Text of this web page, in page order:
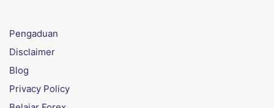
Pengaduan
Disclaimer
Blog
Privacy Policy